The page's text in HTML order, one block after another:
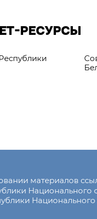
РЕСУРСЫ
материалов